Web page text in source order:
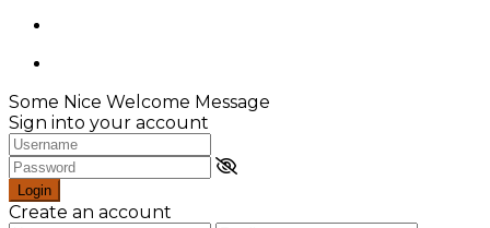
Some Nice Welcome Message
Sign into your account
Login
Create an account